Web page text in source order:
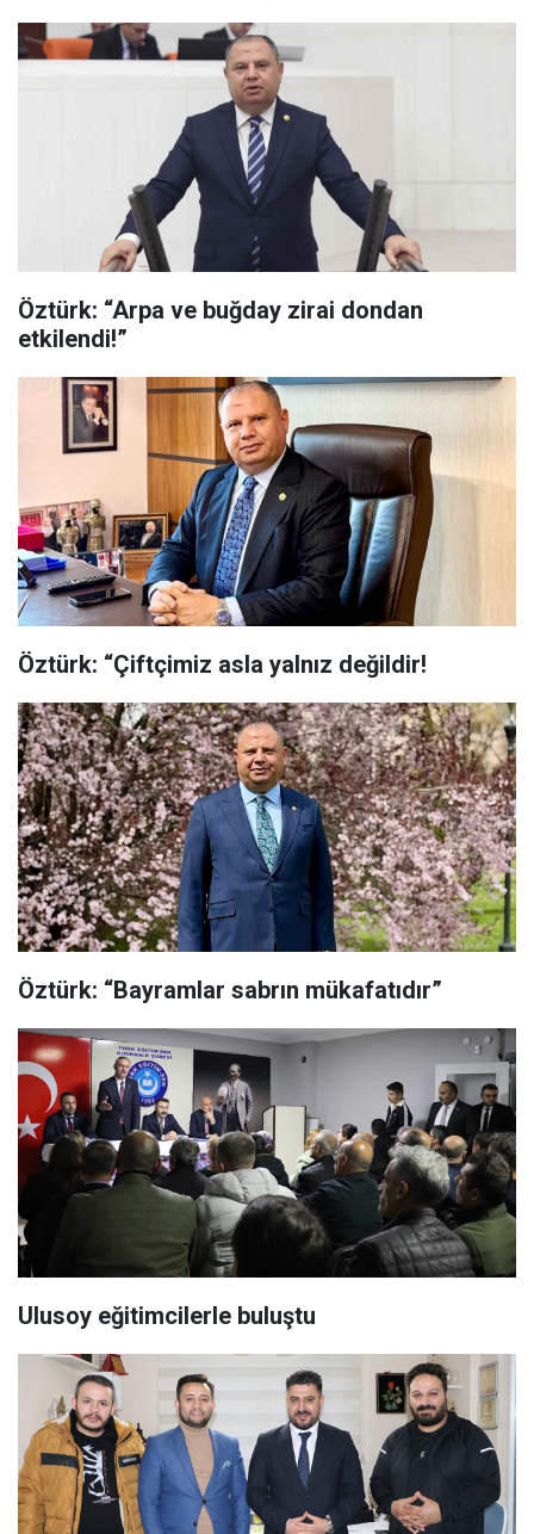
Öztürk: “Arpa ve buğday zirai dondan
etkilendi!”
Öztürk: “Çiftçimiz asla yalnız değildir!
Öztürk: “Bayramlar sabrın mükafatıdır”
Ulusoy eğitimcilerle buluştu